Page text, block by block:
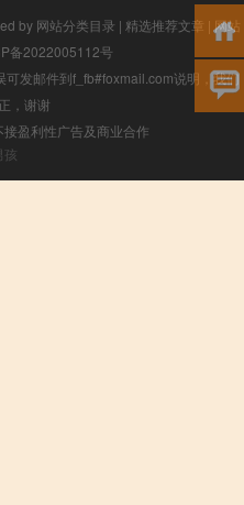
by 网站分类目录 | 精选推荐文章 | 网站
备2022005112号
发邮件到f_fb#foxmail.com说明，我们
，谢谢
盈利性广告及商业合作
孩